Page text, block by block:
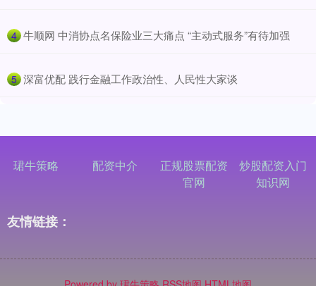
4 ​牛顺网 中消协点名保险业三大痛点 “主动式服务”有待加强
5 ​深富优配 践行金融工作政治性、人民性大家谈
珺牛策略 配资中介
正规股票配资
官网
炒股配资入门
知识网
友情链接：